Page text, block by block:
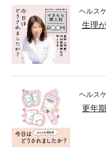
ヘルス
生理
ヘルス
更年